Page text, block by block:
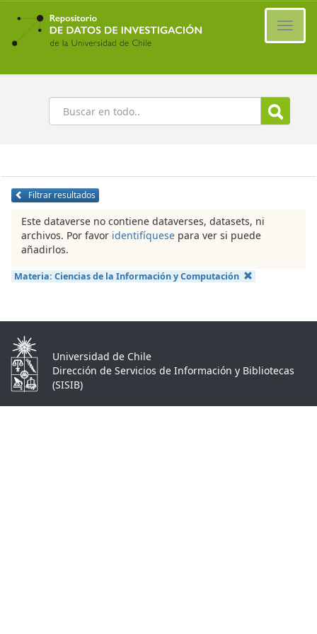
Ir
contenido
principal
Buscar
Filtrar resultados
Este dataverse no contiene dataverses, datasets, ni
archivos. Por favor identifíquese para ver si puede
añadirlos.
Materia: Ciencias de la Información y Computación
Universidad de Chile
Dirección de Servicios de Información y Bibliotecas
(SISIB)